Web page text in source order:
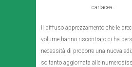
cartacea.
Il diffuso apprezzamento che le
volume hanno riscontrato ci ha
necessità di proporre una nuova
soltanto aggiornata alle